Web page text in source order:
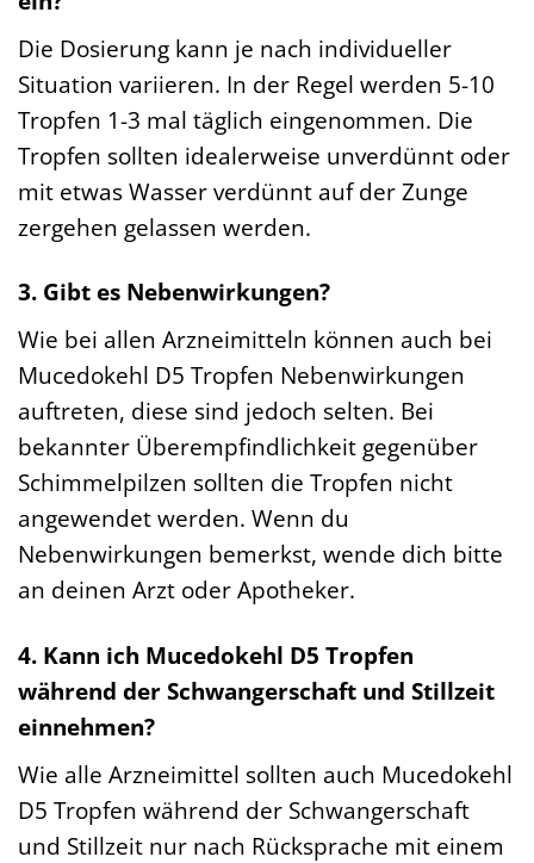
Die Dosierung kann je nach individueller
Situation variieren. In der Regel werden 5-10
Tropfen 1-3 mal täglich eingenommen. Die
Tropfen sollten idealerweise unverdünnt oder
mit etwas Wasser verdünnt auf der Zunge
zergehen gelassen werden.
3. Gibt es Nebenwirkungen?
Wie bei allen Arzneimitteln können auch bei
Mucedokehl D5 Tropfen Nebenwirkungen
auftreten, diese sind jedoch selten. Bei
bekannter Überempfindlichkeit gegenüber
Schimmelpilzen sollten die Tropfen nicht
angewendet werden. Wenn du
Nebenwirkungen bemerkst, wende dich bitte
an deinen Arzt oder Apotheker.
4. Kann ich Mucedokehl D5 Tropfen
während der Schwangerschaft und Stillzeit
einnehmen?
Wie alle Arzneimittel sollten auch Mucedokehl
D5 Tropfen während der Schwangerschaft
und Stillzeit nur nach Rücksprache mit einem